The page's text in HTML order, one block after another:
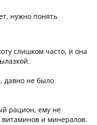
нужно понять
слишком часто, и она
давно не было
рацион, ему не
витаминов и минералов.